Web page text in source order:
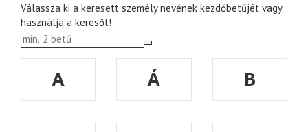
Válassza ki a keresett személy nevének kezdőbetűjét vagy
használja a keresőt!
A Á
B